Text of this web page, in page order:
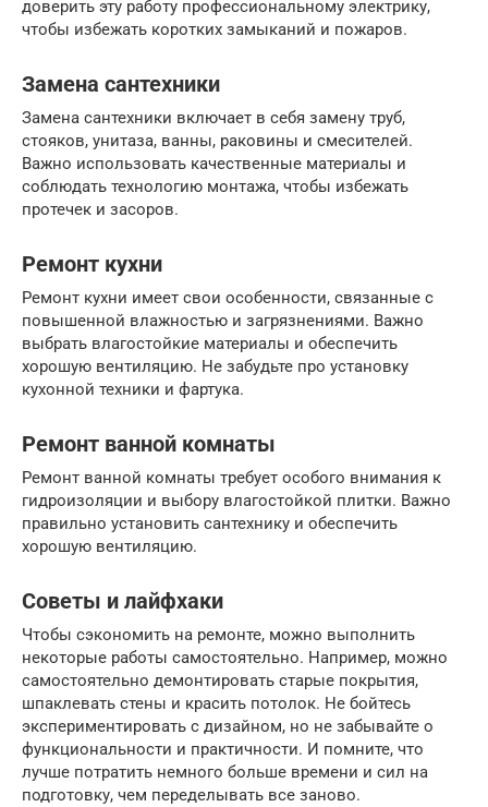
доверить эту работу профессиональному электрику,
чтобы избежать коротких замыканий и пожаров.
Замена сантехники
Замена сантехники включает в себя замену труб,
стояков, унитаза, ванны, раковины и смесителей.
Важно использовать качественные материалы и
соблюдать технологию монтажа, чтобы избежать
протечек и засоров.
Ремонт кухни
Ремонт кухни имеет свои особенности, связанные с
повышенной влажностью и загрязнениями. Важно
выбрать влагостойкие материалы и обеспечить
хорошую вентиляцию. Не забудьте про установку
кухонной техники и фартука.
Ремонт ванной комнаты
Ремонт ванной комнаты требует особого внимания к
гидроизоляции и выбору влагостойкой плитки. Важно
правильно установить сантехнику и обеспечить
хорошую вентиляцию.
Советы и лайфхаки
Чтобы сэкономить на ремонте, можно выполнить
некоторые работы самостоятельно. Например, можно
самостоятельно демонтировать старые покрытия,
шпаклевать стены и красить потолок. Не бойтесь
экспериментировать с дизайном, но не забывайте о
функциональности и практичности. И помните, что
лучше потратить немного больше времени и сил на
подготовку, чем переделывать все заново.